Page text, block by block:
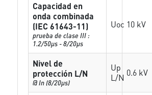
Capacidad en
onda combinada
(IEC 61643-11)
prueba de clase III :
1.2/50µs - 8/20µs
Uoc 10 kV
Nivel de
protección L/N
@ In (8/20µs)
Up
L/N 0.6 kV